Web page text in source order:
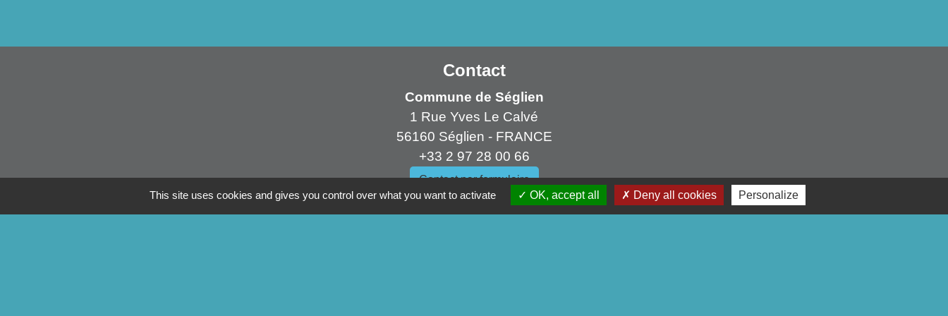
Contact
Commune de Séglien
1 Rue Yves Le Calvé
56160 Séglien - FRANCE
+33 2 97 28 00 66
Contact par formulaire
This site uses cookies and gives you control over what you want to activate OK, accept all Deny all cookies Personalize